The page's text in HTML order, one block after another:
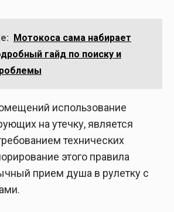
Мотокоса сама набирает
гайд по поиску и
использование
на утечку, является
технических
этого правила
прием душа в рулетку с